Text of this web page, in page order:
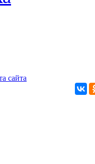
сайта